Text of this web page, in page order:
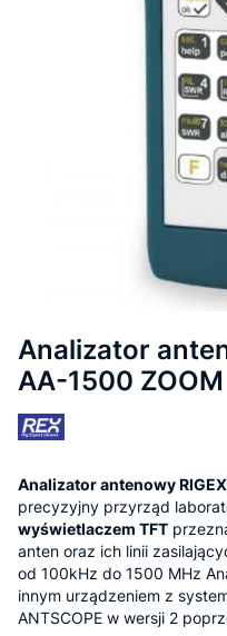
Analizator
AA-1500 ZOOM
Analizator antenowy
precyzyjny przyrząd
wyświetlaczem TFT
anten oraz ich linii
od 100kHz do 1500 MHz
innym urządzeniem z
ANTSCOPE w wersji 2